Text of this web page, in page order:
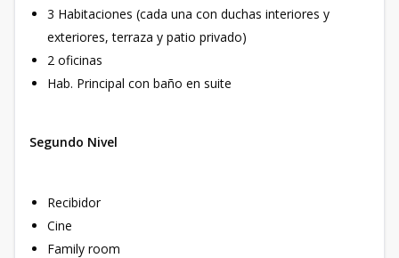
3 Habitaciones (cada una con duchas interiores y
exteriores, terraza y patio privado)
2 oficinas
Hab. Principal con baño en suite
Segundo Nivel
Recibidor
Cine
Family room